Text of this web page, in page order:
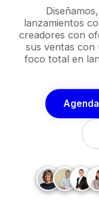
lanzamientos
creadores con
sus ventas con
foco total en